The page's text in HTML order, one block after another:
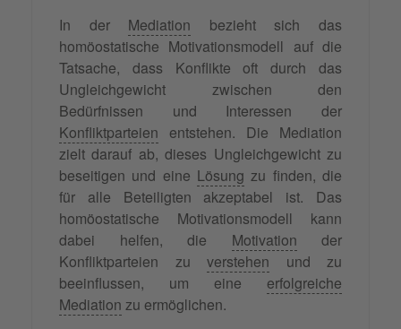
In der Mediation bezieht sich das
homöostatische Motivationsmodell auf die
Tatsache, dass Konflikte oft durch das
Ungleichgewicht zwischen den
Bedürfnissen und Interessen der
Konfliktparteien entstehen. Die Mediation
zielt darauf ab, dieses Ungleichgewicht zu
beseitigen und eine Lösung zu finden, die
für alle Beteiligten akzeptabel ist. Das
homöostatische Motivationsmodell kann
dabei helfen, die Motivation der
Konfliktparteien zu verstehen und zu
beeinflussen, um eine erfolgreiche
Mediation zu ermöglichen.